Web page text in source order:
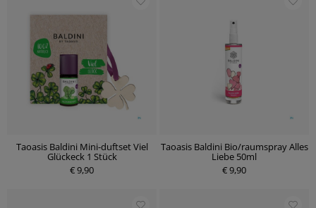
Taoasis Baldini Mini-duftset Viel
Glückeck 1 Stück
€ 9,90
Taoasis Baldini Bio/raumspray Alles
Liebe 50ml
€ 9,90